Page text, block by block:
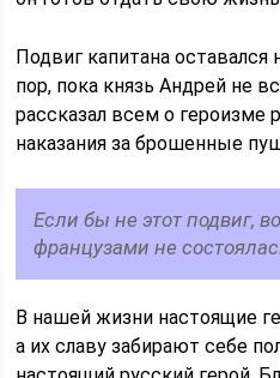
Подвиг капитана
пор, пока князь Андрей не
рассказал всем о героизме
наказания за брошенные
Если бы не этот подвиг,
французами не
В нашей жизни настоящие
а их славу забирают себе